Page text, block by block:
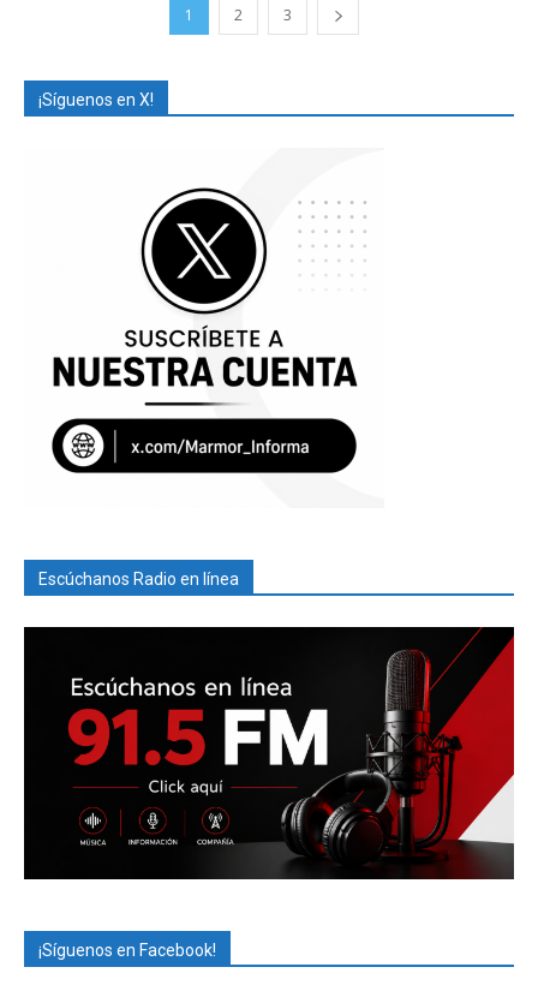
1 2 3
¡Síguenos en X!
Escúchanos Radio en línea
¡Síguenos en Facebook!